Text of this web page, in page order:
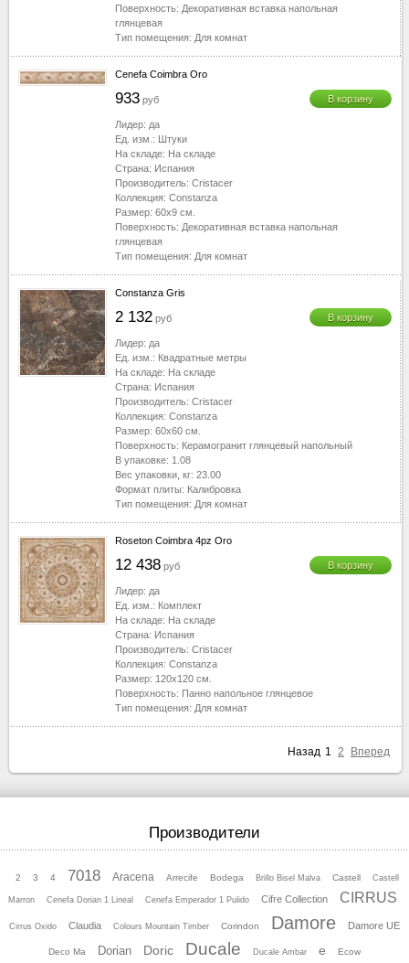
Поверхность: Декоративная вставка напольная
глянцевая
Тип помещения: Для комнат
Cenefa Coimbra Oro
933 руб В корзину
Лидер: да
Ед. изм.: Штуки
На складе: На складе
Страна: Испания
Производитель: Cristacer
Коллекция: Constanza
Размер: 60x9 см.
Поверхность: Декоративная вставка напольная
глянцевая
Тип помещения: Для комнат
Constanza Gris
2 132 руб В корзину
Лидер: да
Ед. изм.: Квадратные метры
На складе: На складе
Страна: Испания
Производитель: Cristacer
Коллекция: Constanza
Размер: 60x60 см.
Поверхность: Керамогранит глянцевый напольный
В упаковке: 1.08
Вес упаковки, кг: 23.00
Формат плиты: Калибровка
Тип помещения: Для комнат
Roseton Coimbra 4pz Oro
12 438 руб В корзину
Лидер: да
Ед. изм.: Комплект
На складе: На складе
Страна: Испания
Производитель: Cristacer
Коллекция: Constanza
Размер: 120x120 см.
Поверхность: Панно напольное глянцевое
Тип помещения: Для комнат
Назад 1 2 Вперед
Производители
2 3 4 7018 Aracena Arrecife Bodega Brillo Bisel Malva Castell Castell
Marron Cenefa Dorian 1 Lineal Cenefa Emperador 1 Pulido Cifre Collection CIRRUS
Cirrus Oхido Claudia Colours Mountain Timber Corindon Damore Damore UE
Deco Ma Dorian Doric Ducale Ducale Ambar e Ecow